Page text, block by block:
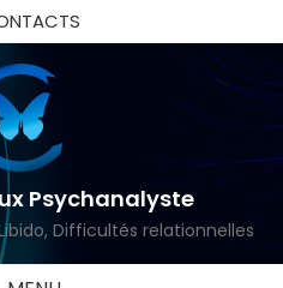
Psychanalyste
Difficultés relationnelles